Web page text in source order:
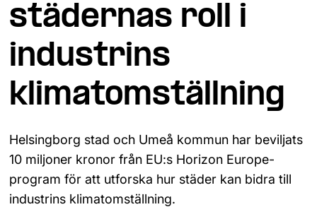
städernas roll i
industrins
klimatomställning
Helsingborg stad och Umeå kommun har beviljats
10 miljoner kronor från EU:s Horizon Europe-
program för att utforska hur städer kan bidra till
industrins klimatomställning.